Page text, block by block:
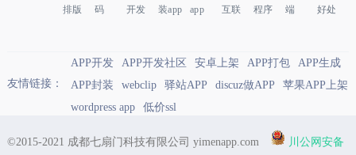
排版
码
开发
装app
app
互联
程序
端
好处
友情链接：
APP开发 APP开发社区 安卓上架 APP打包
APP生成
APP封装
webclip 驿站APP discuz做APP
苹果APP上架
wordpress app
低价ssl
©2015-2021 成都七扇门科技有限公司 yimenapp.com 川公网安备